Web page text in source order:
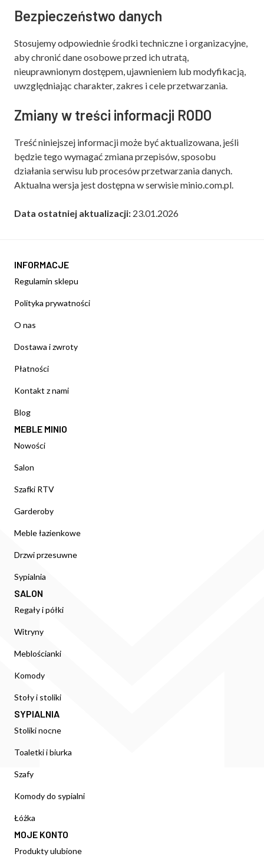
Bezpieczeństwo danych
Stosujemy odpowiednie środki techniczne i organizacyjne,
aby chronić dane osobowe przed ich utratą,
nieuprawnionym dostępem, ujawnieniem lub modyfikacją,
uwzględniając charakter, zakres i cele przetwarzania.
Zmiany w treści informacji RODO
Treść niniejszej informacji może być aktualizowana, jeśli
będzie tego wymagać zmiana przepisów, sposobu
działania serwisu lub procesów przetwarzania danych.
Aktualna wersja jest dostępna w serwisie minio.com.pl.
Data ostatniej aktualizacji: 23.01.2026
INFORMACJE
Regulamin sklepu
Polityka prywatności
O nas
Dostawa i zwroty
Płatności
Kontakt z nami
Blog
MEBLE MINIO
Nowości
Salon
Szafki RTV
Garderoby
Meble łazienkowe
Drzwi przesuwne
Sypialnia
SALON
Regały i półki
Witryny
Meblościanki
Komody
Stoły i stoliki
SYPIALNIA
Stoliki nocne
Toaletki i biurka
Szafy
Komody do sypialni
Łóżka
MOJE KONTO
Produkty ulubione